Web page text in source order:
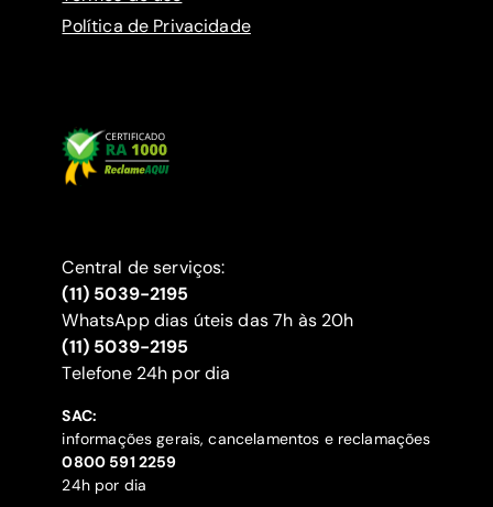
Política de Privacidade
Central de serviços:
(11) 5039-2195
WhatsApp dias úteis das 7h às 20h
(11) 5039-2195
‍Telefone 24h por dia
SAC:
informações gerais, cancelamentos e reclamações
‍0800 591 2259
24h por dia